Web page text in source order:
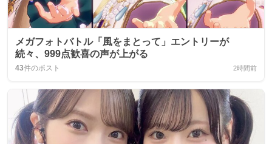
メガフォトバトル「風をまとって」エントリーが
続々、999点歓喜の声が上がる
43件のポスト 2時間前